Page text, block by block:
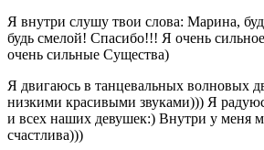
Я внутри слушу твои слова: Марина,
будь смелой! Спасибо!!! Я очень
очень сильные Существа)
Я двигаюсь в танцевальных волновых
низкими красивыми звуками))) Я
и всех наших девушек:) Внутри у меня
счастлива)))